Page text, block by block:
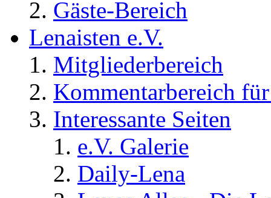
Gäste-Bereich
Lenaisten e.V.
Mitgliederbereich
Kommentarbereich
Interessante Seiten
e.V. Galerie
Daily-Lena